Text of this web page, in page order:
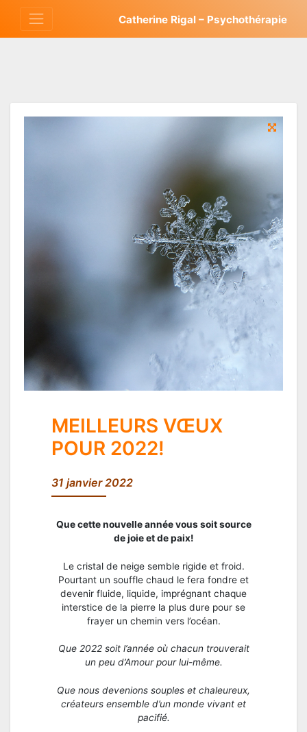
contenu
Catherine Rigal – Psychothérapie
MEILLEURS VŒUX
POUR 2022!
31 janvier 2022
Que cette nouvelle année vous soit source
de joie et de paix!
Le cristal de neige semble rigide et froid.
Pourtant un souffle chaud le fera fondre et
devenir fluide, liquide, imprégnant chaque
interstice de la pierre la plus dure pour se
frayer un chemin vers l’océan.
Que 2022 soit l’année où chacun trouverait
un peu d’Amour pour lui-même.
Que nous devenions souples et chaleureux,
créateurs ensemble d’un monde vivant et
pacifié.